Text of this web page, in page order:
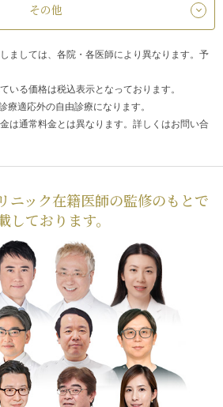
その他
ましては、各院・各医師により異なります。予
いる価格は税込表示となっております。
適応外の自由診療になります。
は通常料金とは異なります。詳しくはお問い合
ニック在籍医師の監修のもとで
しております。